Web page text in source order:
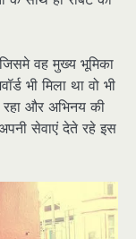
वह मुख्य भूमिका
भी मिला था वो भी
और अभिनय की
सेवाएं देते रहे इस